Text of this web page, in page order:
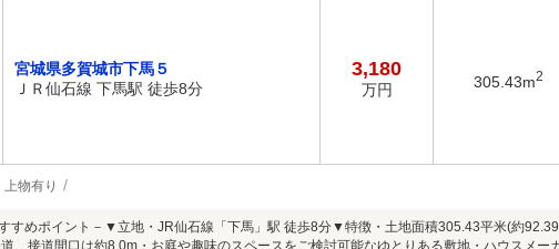
宮城県多賀城市下馬５
ＪＲ仙石線 下馬駅 徒歩8分
3,180
万円 305.43m2
上物有り
すめポイント－▼立地・JR仙石線「下馬」駅 徒歩8分▼特徴・土地面積305.43平米(約
、接道間口は約8.0m・お庭や趣味のスペースをご検討可能なゆとりある敷地・ハウスメー